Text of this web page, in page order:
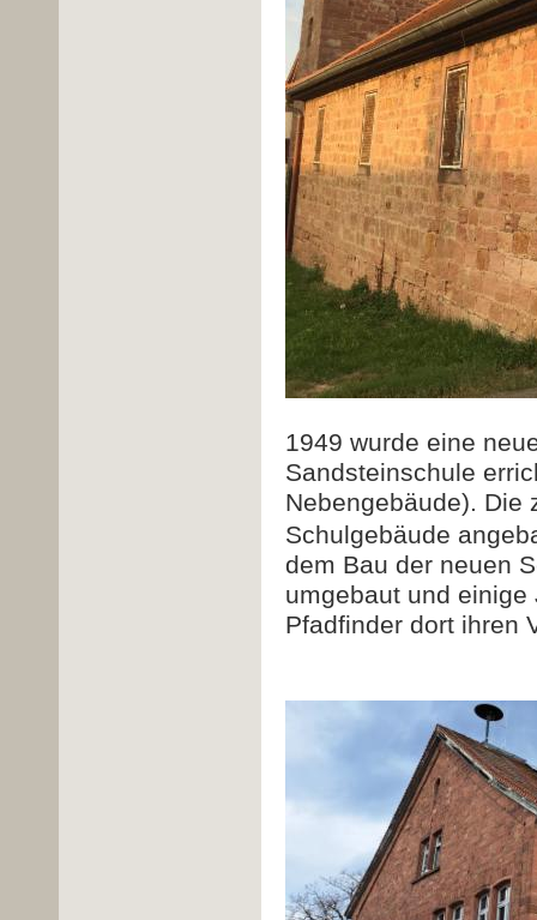
1949 wurde eine
Sandsteinschule
Nebengebäude). Die
Schulgebäude
dem Bau der neuen
umgebaut und
Pfadfinder dort ihren